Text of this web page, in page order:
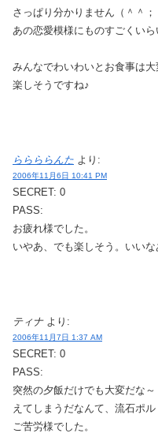
さっぱり分かりません（＾＾；
あの恋愛模様にものすごくいら
みんなでわいわいとお食事は
楽しそうですね♪
ららららんた より:
2006年11月6日 10:41 PM
SECRET: 0
PASS:
お疲れ様でした。
いやあ、でも楽しそう。いいな
ティナ より:
2006年11月7日 1:37 AM
SECRET: 0
PASS:
突然の夕飯だけでも大変だな
えてしまうだなんて、流石ポ
ご苦労様でした。